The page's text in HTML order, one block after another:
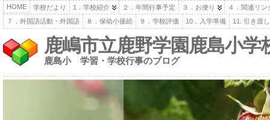
HOME 学校だより 1．学校紹介 ２．年間行事予定 ３．お便り
４．関連リン
７．外国語活動・外国語
８．保幼小接続 ９．学校評価 10．入学準備 11. 引き渡
鹿嶋市立鹿野学園鹿島小学
鹿島小 学習・学校行事のブログ